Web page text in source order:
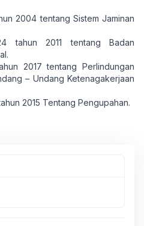
2004 tentang Sistem Jaminan
tahun 2011 tentang Badan
2017 tentang Perlindungan
– Undang Ketenagakerjaan
2015 Tentang Pengupahan.